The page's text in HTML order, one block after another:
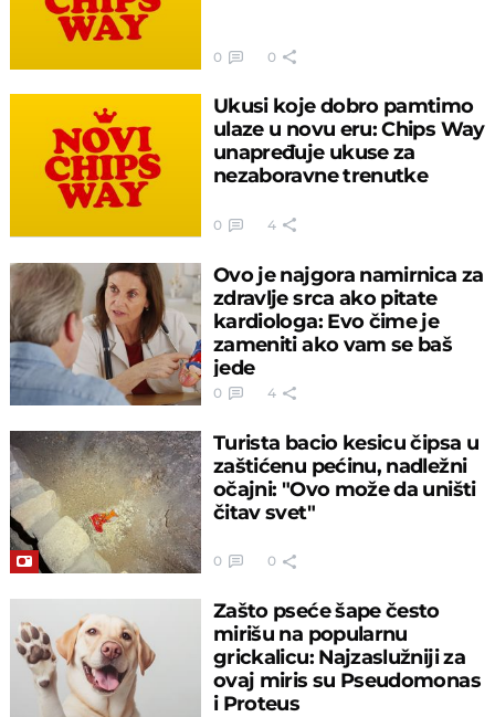
0 0
Ukusi koje dobro pamtimo
ulaze u novu eru: Chips Way
unapređuje ukuse za
nezaboravne trenutke
0 4
Ovo je najgora namirnica za
zdravlje srca ako pitate
kardiologa: Evo čime je
zameniti ako vam se baš
jede
0 4
Turista bacio kesicu čipsa u
zaštićenu pećinu, nadležni
očajni: "Ovo može da uništi
čitav svet"
0 0
Zašto pseće šape često
mirišu na popularnu
grickalicu: Najzaslužniji za
ovaj miris su Pseudomonas
i Proteus